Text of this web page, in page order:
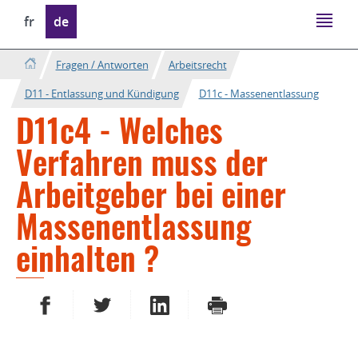
Sprache
wechseln
fr de
Fragen / Antworten
Arbeitsrecht
D11 - Entlassung und Kündigung
D11c - Massenentlassung
D11c4 - Welches
Verfahren muss der
Arbeitgeber bei einer
Massenentlassung
einhalten ?
AUF FACEBOOK TEILENAUF TWITTER TEILENAUF LINKEDIN TEILEN
DRUCKEN